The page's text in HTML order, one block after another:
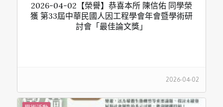
2026-04-02【榮譽】恭喜本所 陳信佑 同學榮
獲 第33屆中華民國人因工程學會年會暨學術研
討會「最佳論文獎」
2026-04-02